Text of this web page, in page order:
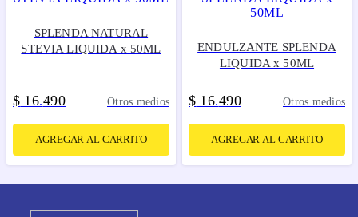
SPLENDA NATURAL
STEVIA LIQUIDA x 50ML
$ 16.490 Otros medios
AGREGAR AL CARRITO
ENDULZANTE SPLENDA
LIQUIDA x 50ML
$ 16.490 Otros medios
AGREGAR AL CARRITO